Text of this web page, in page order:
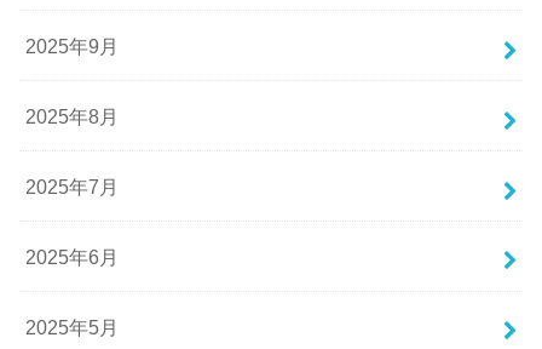
2025年9月
2025年8月
2025年7月
2025年6月
2025年5月